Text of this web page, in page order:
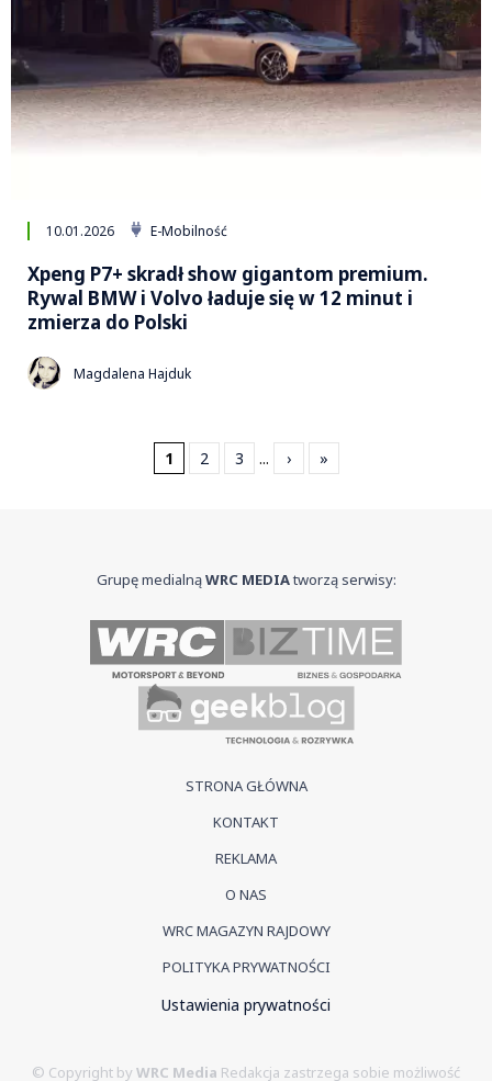
10.01.2026 E-Mobilność
Xpeng P7+ skradł show gigantom premium.
Rywal BMW i Volvo ładuje się w 12 minut i
zmierza do Polski
Magdalena Hajduk
1 2 3 ... › »
Grupę medialnąWRC MEDIAtworzą serwisy:
STRONA GŁÓWNA
KONTAKT
REKLAMA
O NAS
WRC MAGAZYN RAJDOWY
POLITYKA PRYWATNOŚCI
Ustawienia prywatności
© Copyright by WRC Media Redakcja zastrzega sobie możliwość